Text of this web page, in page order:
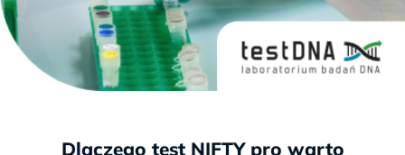
Dlaczego test NIFTY pro warto